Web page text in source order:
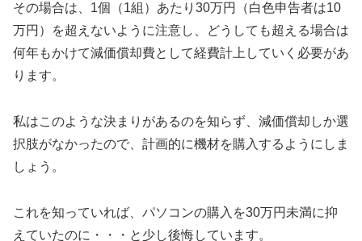
その場合は、1個（1組）あたり30万円（白色申告者は10
万円）を超えないように注意し、どうしても超える場合は
何年もかけて減価償却費として経費計上していく必要があ
ります。
私はこのような決まりがあるのを知らず、減価償却しか選
択肢がなかったので、計画的に機材を購入するようにしま
しょう。
これを知っていれば、パソコンの購入を30万円未満に抑
えていたのに・・・と少し後悔しています。